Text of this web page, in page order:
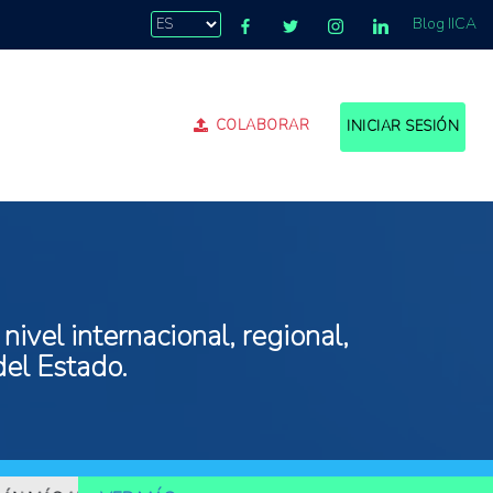
Blog IICA
COLABORAR INICIAR SESIÓN
internacional, regional,
Estado.